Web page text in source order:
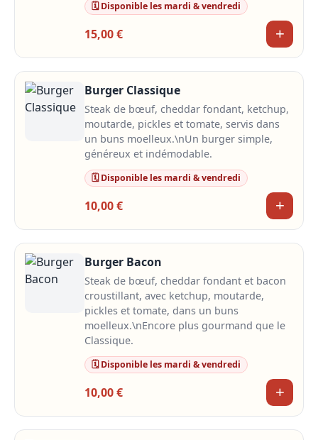
🗓️ Disponible les mardi & vendredi
15,00 € +
Burger Classique
Steak de bœuf, cheddar fondant, ketchup,
moutarde, pickles et tomate, servis dans
un buns moelleux.\nUn burger simple,
généreux et indémodable.
🗓️ Disponible les mardi & vendredi
10,00 € +
Burger Bacon
Steak de bœuf, cheddar fondant et bacon
croustillant, avec ketchup, moutarde,
pickles et tomate, dans un buns
moelleux.\nEncore plus gourmand que le
Classique.
🗓️ Disponible les mardi & vendredi
10,00 € +